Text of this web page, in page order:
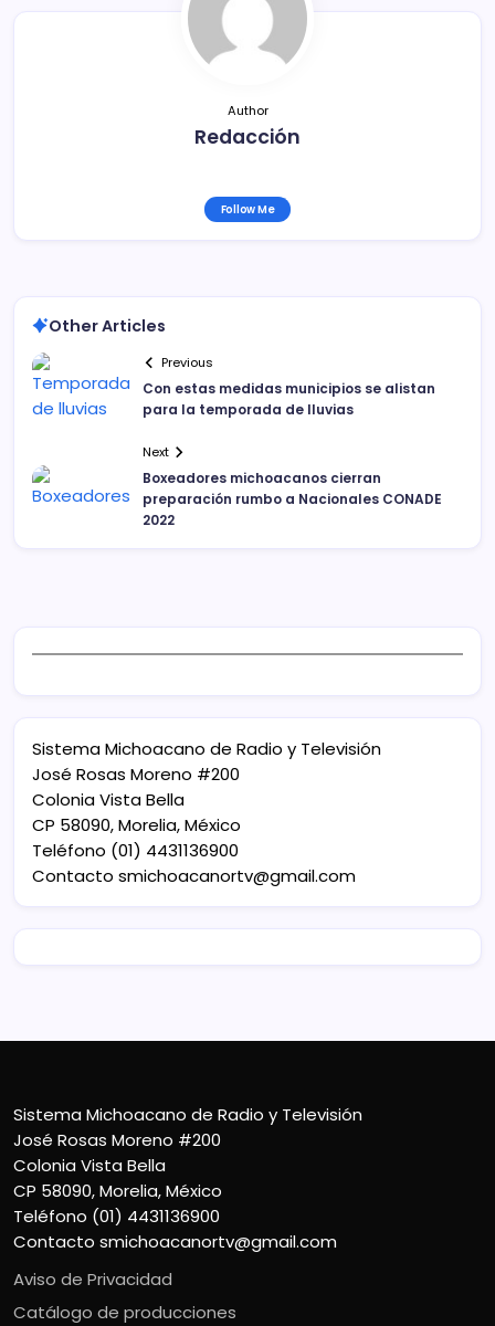
Author
Redacción
Follow Me
Other Articles
Previous
Con estas medidas municipios se alistan
para la temporada de lluvias
Next
Boxeadores michoacanos cierran
preparación rumbo a Nacionales CONADE
2022
Sistema Michoacano de Radio y Televisión
José Rosas Moreno #200
Colonia Vista Bella
CP 58090, Morelia, México
Teléfono (01) 4431136900
Contacto smichoacanortv@gmail.com
Sistema Michoacano de Radio y Televisión
José Rosas Moreno #200
Colonia Vista Bella
CP 58090, Morelia, México
Teléfono (01) 4431136900
Contacto smichoacanortv@gmail.com
Aviso de Privacidad
Catálogo de producciones